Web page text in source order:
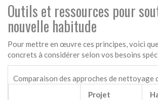
Outils et ressources pour
nouvelle habitude
Pour mettre en œuvre ces principes, voici
concrets à considérer selon vos besoins
Comparaison des approches de nettoyage
Projet